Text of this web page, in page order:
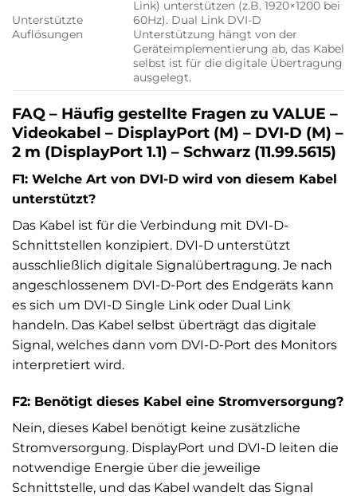
Unterstützte
Auflösungen
Link) unterstützen (z.B. 1920×1200 bei
60Hz). Dual Link DVI-D
Unterstützung hängt von der
Geräteimplementierung ab, das Kabel
selbst ist für die digitale Übertragung
ausgelegt.
FAQ – Häufig gestellte Fragen zu VALUE –
Videokabel – DisplayPort (M) – DVI-D (M) –
2 m (DisplayPort 1.1) – Schwarz (11.99.5615)
F1: Welche Art von DVI-D wird von diesem Kabel
unterstützt?
Das Kabel ist für die Verbindung mit DVI-D-
Schnittstellen konzipiert. DVI-D unterstützt
ausschließlich digitale Signalübertragung. Je nach
angeschlossenem DVI-D-Port des Endgeräts kann
es sich um DVI-D Single Link oder Dual Link
handeln. Das Kabel selbst überträgt das digitale
Signal, welches dann vom DVI-D-Port des Monitors
interpretiert wird.
F2: Benötigt dieses Kabel eine Stromversorgung?
Nein, dieses Kabel benötigt keine zusätzliche
Stromversorgung. DisplayPort und DVI-D leiten die
notwendige Energie über die jeweilige
Schnittstelle, und das Kabel wandelt das Signal